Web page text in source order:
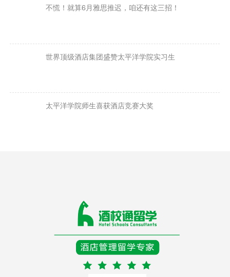
不慌！就算6月雅思推迟，咱还有这三招！
世界顶级酒店集团盛赞太平洋学院实习生
太平洋学院师生喜获酒店竞赛大奖